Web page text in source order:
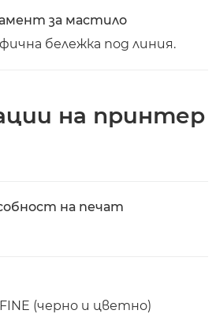
за мастило
бележка под линия.
на принтер
на печат
(черно и цветно)